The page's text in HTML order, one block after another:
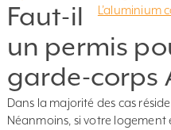
L’aluminium
Faut-il
un permis
garde-corps
Dans la majorité des cas
Néanmoins, si votre logement